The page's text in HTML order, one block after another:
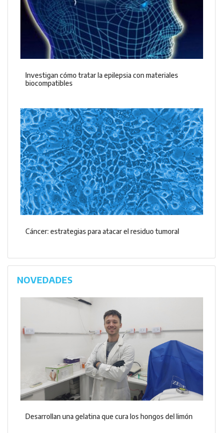
Investigan cómo tratar la epilepsia con materiales
biocompatibles
Cáncer: estrategias para atacar el residuo tumoral
NOVEDADES
Desarrollan una gelatina que cura los hongos del limón